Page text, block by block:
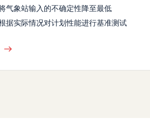
气象站输入的不确定性降至最低
据实际情况对计划性能进行基准测试